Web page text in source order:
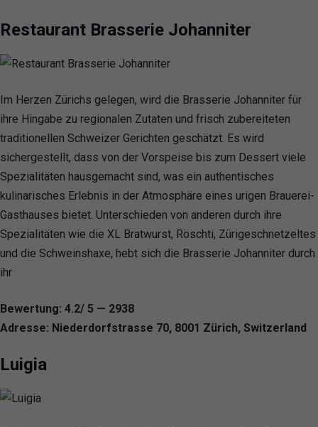
Restaurant Brasserie Johanniter
Im Herzen Zürichs gelegen, wird die Brasserie Johanniter für
ihre Hingabe zu regionalen Zutaten und frisch zubereiteten
traditionellen Schweizer Gerichten geschätzt. Es wird
sichergestellt, dass von der Vorspeise bis zum Dessert viele
Spezialitäten hausgemacht sind, was ein authentisches
kulinarisches Erlebnis in der Atmosphäre eines urigen Brauerei-
Gasthauses bietet. Unterschieden von anderen durch ihre
Spezialitäten wie die XL Bratwurst, Röschti, Zürigeschnetzeltes
und die Schweinshaxe, hebt sich die Brasserie Johanniter durch
ihr
Bewertung: 4.2/ 5 — 2938
Adresse: Niederdorfstrasse 70, 8001 Zürich, Switzerland
Luigia